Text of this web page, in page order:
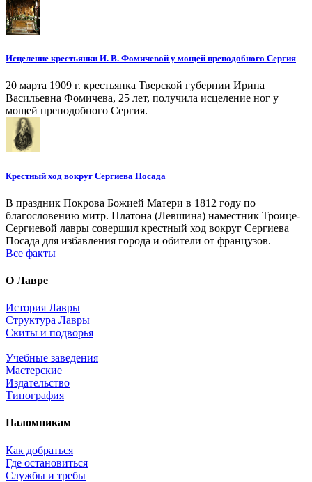
Исцеление крестьянки И. В. Фомичевой у мощей преподобного Сергия
20 марта 1909 г. крестьянка Тверской губернии Ирина
Васильевна Фомичева, 25 лет, получила исцеление ног у
мощей преподобного Сергия.
Крестный ход вокруг Сергиева Посада
В праздник Покрова Божией Матери в 1812 году по
благословению митр. Платона (Левшина) наместник Троице-
Сергиевой лавры совершил крестный ход вокруг Сергиева
Посада для избавления города и обители от французов.
Все факты
О Лавре
История Лавры
Структура Лавры
Скиты и подворья
Учебные заведения
Мастерские
Издательство
Типография
Паломникам
Как добраться
Где остановиться
Службы и требы